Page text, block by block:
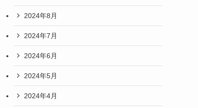
2024年8月
2024年7月
2024年6月
2024年5月
2024年4月